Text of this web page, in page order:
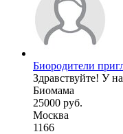
Биородители
Здравствуйте! У
Биомама
25000 руб.
Москва
1166